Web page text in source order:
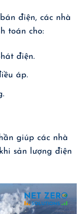
điện, các nhà
toán cho:
điện.
áp.
giúp các nhà
sản lượng điện